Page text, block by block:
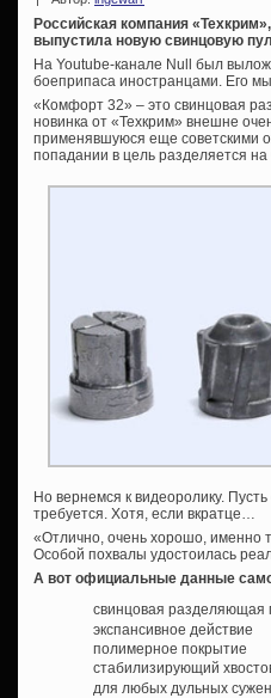
Российская компания
выпустила новую свинцовую
На Youtube-канале Null был
боеприпаса иностранцами. Его
«Комфорт 32» – это свинцовая
новинка от «Техкрим» внешне
применявшуюся еще советскими
попадании в цель разделяется
Но вернемся к видеоролику.
требуется. Хотя, если вкратце…
«Отлично, очень хорошо, именно
Особой похвалы удостоилась
А вот официальные данные
свинцовая разделяющая
экспансивное действие
полимерное покрытие
стабилизирующий
для любых дульных